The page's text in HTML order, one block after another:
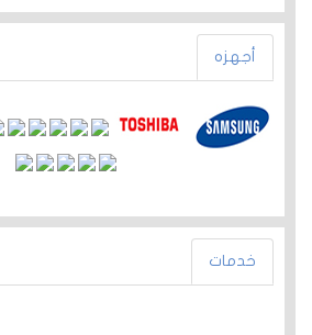
أجهزه
خدمات